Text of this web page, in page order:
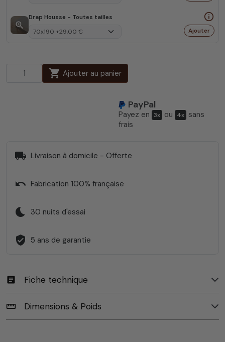
zoom_in
Drap Housse - Toutes tailles info_outline
Ajouter
shopping_cart Ajouter au panier
PayPal
Payez en 3x ou 4x sans
frais
local_shipping Livraison à domicile - Offerte
undo Fabrication 100% française
bedtime 30 nuits d'essai
verified_user 5 ans de garantie
article Fiche technique
straighten Dimensions & Poids